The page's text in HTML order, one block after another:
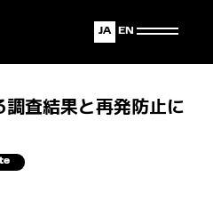
English
Japanese
査結果と再発防止に